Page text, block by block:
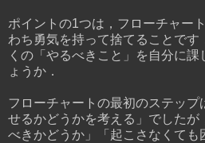
ポイントの1つは，フローチャー
わち勇気を持って捨てることです
くの「やるべきこと」を自分に
ょうか．
フローチャートの最初のステップ
せるかどうかを考える」でしたが
べきかどうか」「起こさなくても